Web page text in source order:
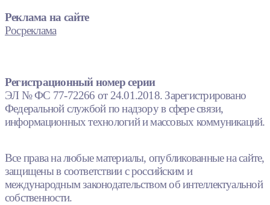
Реклама на сайте
Росреклама
Регистрационный номер серии
ЭЛ № ФС 77-72266 от 24.01.2018. Зарегистрировано
Федеральной службой по надзору в сфере связи,
информационных технологий и массовых коммуникаций.
Все права на любые материалы, опубликованные на сайте,
защищены в соответствии с российским и
международным законодательством об интеллектуальной
собственности.